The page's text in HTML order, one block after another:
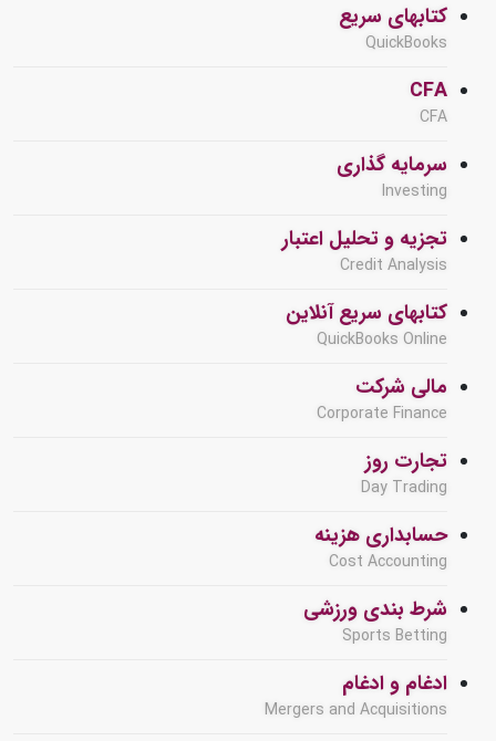
کتابهای سریع
QuickBooks
CFA
CFA
سرمایه گذاری
Investing
تجزیه و تحلیل اعتبار
Credit Analysis
کتابهای سریع آنلاین
QuickBooks Online
مالی شرکت
Corporate Finance
تجارت روز
Day Trading
حسابداری هزینه
Cost Accounting
شرط بندی ورزشی
Sports Betting
ادغام و ادغام
Mergers and Acquisitions